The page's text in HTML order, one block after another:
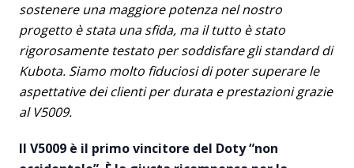
sostenere una maggiore potenza nel nostro
progetto è stata una sfida, ma il tutto è stato
rigorosamente testato per soddisfare gli standard di
Kubota. Siamo molto fiduciosi di poter superare le
aspettative dei clienti per durata e prestazioni grazie
al V5009.
Il V5009 è il primo vincitore del Doty “non